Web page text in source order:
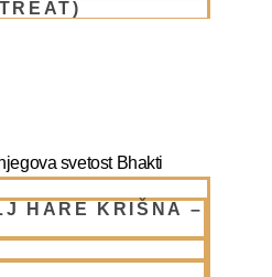
HARE KRIŠNA –
svetost Bhakti
– starodavne
potekajo še zdaj),